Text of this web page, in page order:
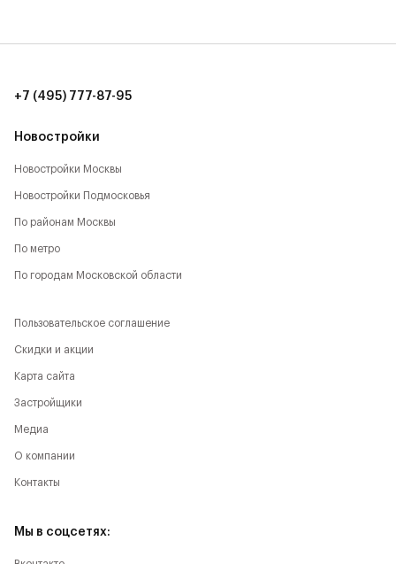
Новостройки
Новостройки Москвы
Новостройки Подмосковья
По районам Москвы
По метро
По городам Московской области
+7 (495) 777-87-95
Пользовательское соглашение
Скидки и акции
Карта сайта
Застройщики
Медиа
О компании
Контакты
Мы в соцсетях: